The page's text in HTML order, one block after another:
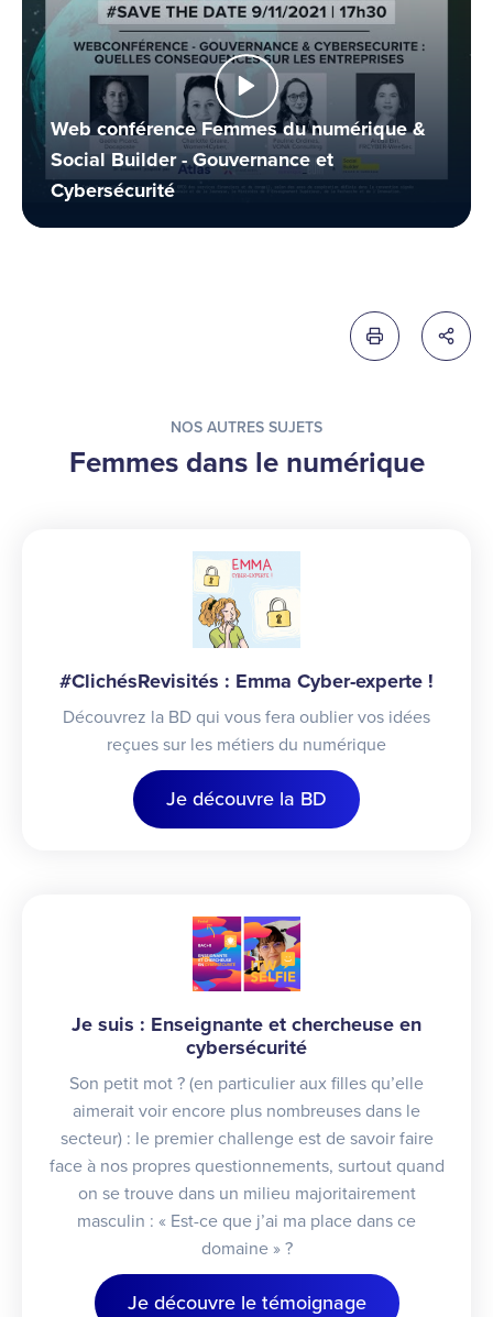
Web conférence Femmes du numérique &
Social Builder - Gouvernance et
Cybersécurité
Imprimer cette
NOS AUTRES SUJETS
Femmes dans le numérique
#ClichésRevisités : Emma Cyber-experte !
Découvrez la BD qui vous fera oublier vos idées
reçues sur les métiers du numérique
Je découvre la BD
Je suis : Enseignante et chercheuse en
cybersécurité
Son petit mot ? (en particulier aux filles qu’elle
aimerait voir encore plus nombreuses dans le
secteur) : le premier challenge est de savoir faire
face à nos propres questionnements, surtout quand
on se trouve dans un milieu majoritairement
masculin : « Est-ce que j’ai ma place dans ce
domaine » ?
Je découvre le témoignage